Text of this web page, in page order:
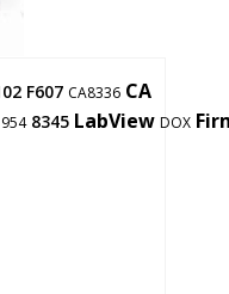
F607 CA8336 CA
8345 LabView DOX